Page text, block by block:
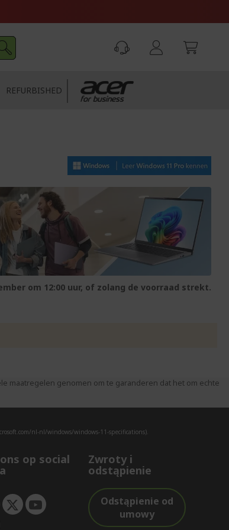
REFURBISHED
om 12:00 uur, of zolang de voorraad strekt.
maatregelen genomen om te garanderen dat het om echte
nl-nl/windows/windows-11-specifications).
ons op social Zwroty i
odstąpienie
Odstąpienie od
umowy